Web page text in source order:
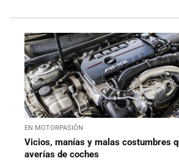
EN MOTORPASIÓN
Vicios, manías y malas costumbres
averías de coches